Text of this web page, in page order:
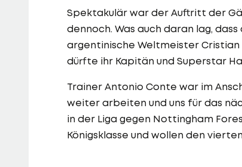
Spektakulär war der Auftritt der
dennoch. Was auch daran lag,
argentinische Weltmeister Cristian
dürfte ihr Kapitän und Superstar
Trainer Antonio Conte war im
weiter arbeiten und uns für das
in der Liga gegen Nottingham
Königsklasse und wollen den